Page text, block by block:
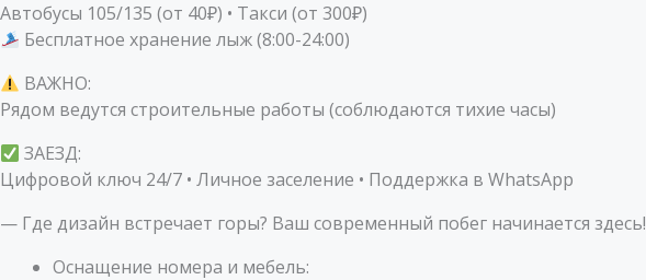
Автобусы 105/135 (от 40₽) • Такси (от 300₽)
Бесплатное хранение лыж (8:00-24:00)
ВАЖНО:
Рядом ведутся строительные работы (соблюдаются тихие часы)
ЗАЕЗД:
Цифровой ключ 24/7 • Личное заселение • Поддержка в WhatsApp
— Где дизайн встречает горы? Ваш современный побег начинается здесь!
Оснащение номера и мебель: